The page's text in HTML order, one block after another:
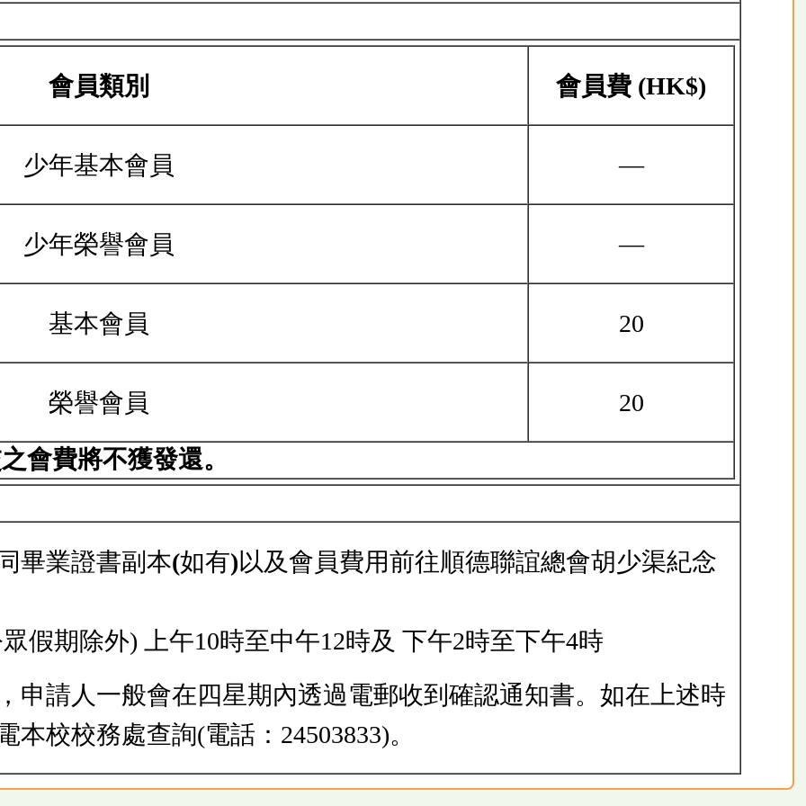
會員類別 會員費 (HK$)
少年基本會員 —
少年榮譽會員 —
基本會員 20
榮譽會員 20
會費將不獲發還。
畢業證書副本(如有)以及會員費用前往順德聯誼總會胡少渠紀念
假期除外) 上午10時至中午12時及 下午2時至下午4時
申請人一般會在四星期內透過電郵收到確認通知書。如在上述時
校校務處查詢(電話：24503833)。